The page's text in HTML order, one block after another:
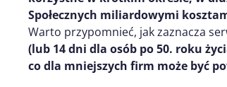
Społecznych miliardowymi
Warto przypomnieć, jak zaznacza
(lub 14 dni dla osób po 50. roku
co dla mniejszych firm może być